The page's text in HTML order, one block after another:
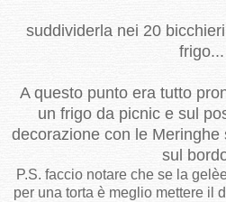
suddividerla nei 20
frigo...
A questo punto era tutto
un frigo da picnic e sul
decorazione con le
sul
P.S. faccio notare che se la
per una torta è meglio mettere il